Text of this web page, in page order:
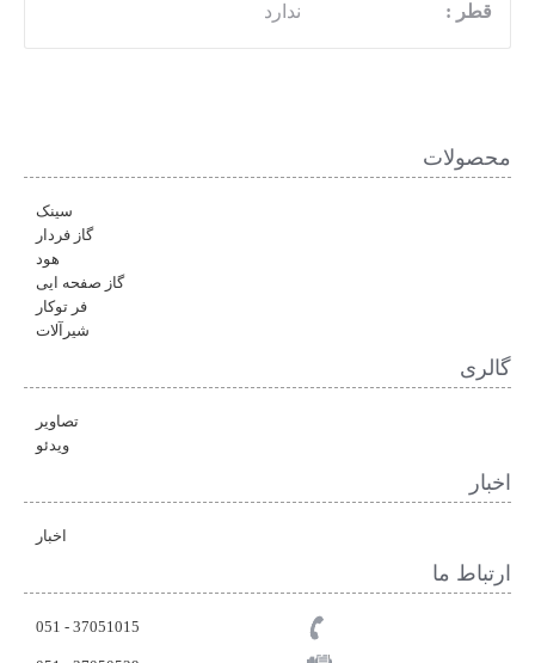
قطر :
ندارد
محصولات
سینک
گاز فردار
هود
گاز صفحه ایی
فر توکار
شیرآلات
گالری
تصاویر
ویدئو
اخبار
اخبار
ارتباط ما
37051015 - 051